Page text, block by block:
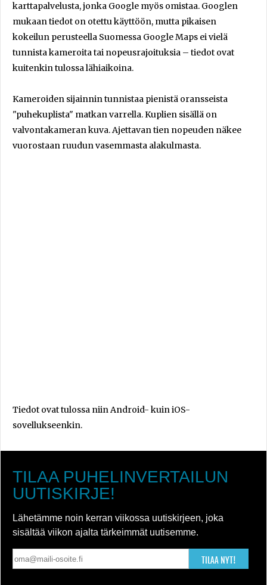
karttapalvelusta, jonka Google myös omistaa. Googlen
mukaan tiedot on otettu käyttöön, mutta pikaisen
kokeilun perusteella Suomessa Google Maps ei vielä
tunnista kameroita tai nopeusrajoituksia – tiedot ovat
kuitenkin tulossa lähiaikoina.
Kameroiden sijainnin tunnistaa pienistä oransseista
"puhekuplista" matkan varrella. Kuplien sisällä on
valvontakameran kuva. Ajettavan tien nopeuden näkee
vuorostaan ruudun vasemmasta alakulmasta.
Tiedot ovat tulossa niin Android- kuin iOS-
sovellukseenkin.
TILAA PUHELINVERTAILUN
UUTISKIRJE!
Lähetämme noin kerran viikossa uutiskirjeen, joka
sisältää viikon ajalta tärkeimmät uutisemme.
TILAA NYT!